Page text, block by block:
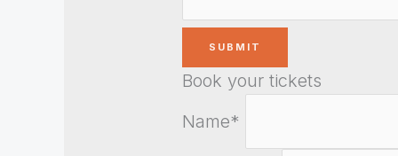
Book your tickets
Name*